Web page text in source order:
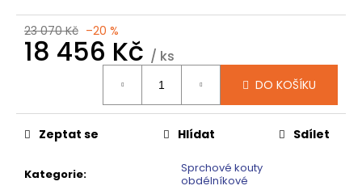
23 070 Kč –20 %
18 456 Kč / ks
DO KOŠÍKU
Kategorie:
Sprchové kouty
obdélníkové
Zeptat se Hlídat Sdílet
KOUT
900X900,
ČIRÉ
SKLO,
Původně:
Kč